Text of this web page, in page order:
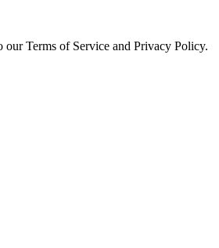
Terms of Service and Privacy Policy.